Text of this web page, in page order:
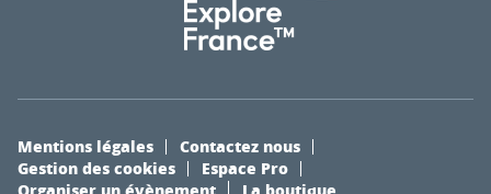
Mentions légales
Contactez nous
Gestion des cookies
Espace Pro